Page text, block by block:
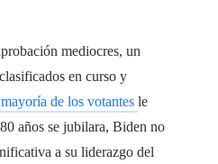
mediocres, un
en curso y
de los votantes le
años se jubilara, Biden no
a su liderazgo del